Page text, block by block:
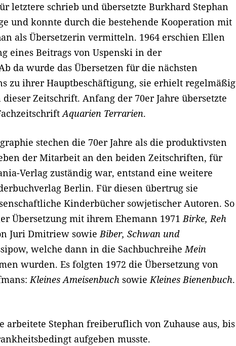
letztere schrieb und übersetzte Burkhard Stephan
und konnte durch die bestehende Kooperation mit
als Übersetzerin vermitteln. 1964 erschien Ellen
eines Beitrags von Uspenski in der
da wurde das Übersetzen für die nächsten
zu ihrer Hauptbeschäftigung, sie erhielt regelmäßig
Zeitschrift. Anfang der 70er Jahre übersetzte
Aquarien Terrarien.
stechen die 70er Jahre als die produktivsten
der Mitarbeit an den beiden Zeitschriften, für
Verlag zuständig war, entstand eine weitere
Berlin. Für diesen übertrug sie
Kinderbücher sowjetischer Autoren. So
Übersetzung mit ihrem Ehemann 1971Birke, Reh
Juri Dmitriew sowieBiber, Schwan und
welche dann in die SachbuchreiheMein
wurden. Es folgten 1972 die Übersetzung von
Kleines Ameisenbuch sowieKleines Bienenbuch.
arbeitete Stephan freiberuflich von Zuhause aus, bis
aufgeben musste.